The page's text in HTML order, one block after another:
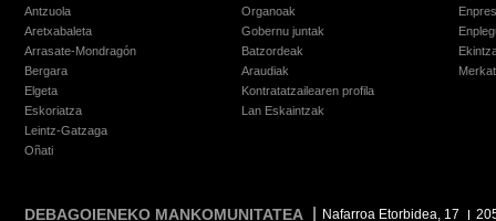
Antzuola
Aretxabaleta
Arrasate-Mondragón
Bergara
Elgeta
Eskoriatza
Leintz-Gatzaga
Oñati
Organoak
Gobernu juntak
Batzordeak
Araudiak
Kontratatzailearen profila
Lan Eskaintzak
DEBAGOIENEKO MANKOMUNITATEA Nafarroa Etorbidea, 17